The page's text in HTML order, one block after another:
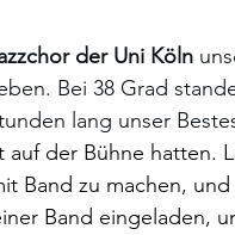
der Uni Köln
Bei 38 Grad
lang unser
der Bühne hatten.
Band zu machen,
Band eingeladen,